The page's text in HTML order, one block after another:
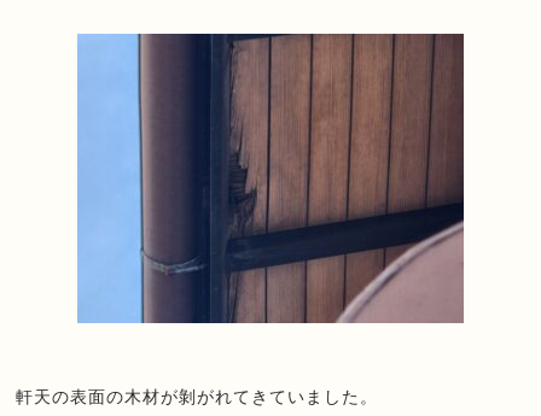
軒天の表面の木材が剝がれてきていました。